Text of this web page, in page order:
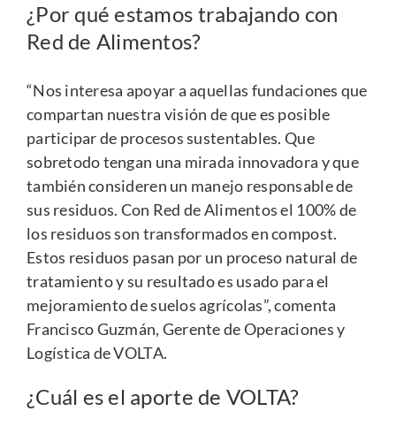
¿Por qué estamos trabajando con
Red de Alimentos?
“Nos interesa apoyar a aquellas fundaciones que
compartan nuestra visión de que es posible
participar de procesos sustentables. Que
sobretodo tengan una mirada innovadora y que
también consideren un manejo responsable de
sus residuos. Con Red de Alimentos el 100% de
los residuos son transformados en compost.
Estos residuos pasan por un proceso natural de
tratamiento y su resultado es usado para el
mejoramiento de suelos agrícolas”, comenta
Francisco Guzmán, Gerente de Operaciones y
Logística de VOLTA.
¿Cuál es el aporte de VOLTA?